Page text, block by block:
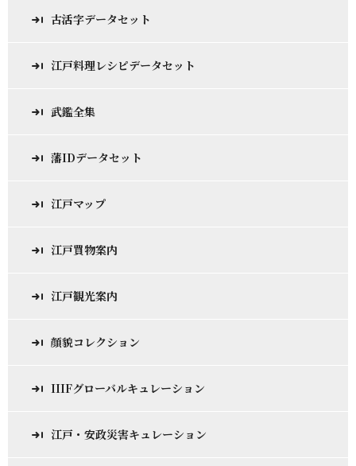
古活字データセット
江戸料理レシピデータセット
武鑑全集
藩IDデータセット
江戸マップ
江戸買物案内
江戸観光案内
顔貌コレクション
IIIFグローバルキュレーション
江戸・安政災害キュレーション